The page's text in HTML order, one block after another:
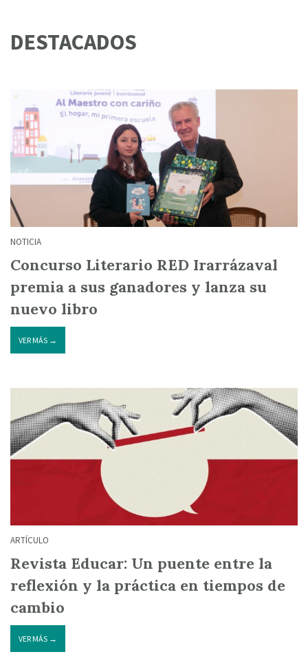
DESTACADOS
NOTICIA
Concurso Literario RED Irarrázaval
premia a sus ganadores y lanza su
nuevo libro
VER MÁS →
ARTÍCULO
Revista Educar: Un puente entre la
reflexión y la práctica en tiempos de
cambio
VER MÁS →